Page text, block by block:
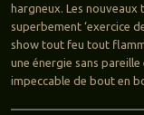
hargneux. Les nouveaux
superbement ‘exercice
show tout feu tout
une énergie sans
impeccable de bout en